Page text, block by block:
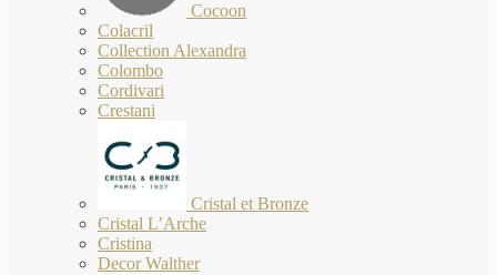
Cocoon
Colacril
Collection Alexandra
Colombo
Cordivari
Crestani
Cristal et Bronze
Cristal L’Arche
Cristina
Decor Walther